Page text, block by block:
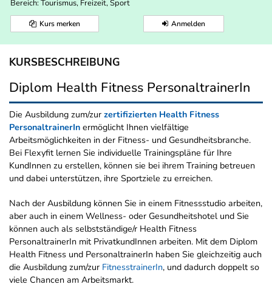
Bereich: Tourismus, Freizeit, Sport
Kurs merken Anmelden
KURSBESCHREIBUNG
Diplom Health Fitness PersonaltrainerIn
Die Ausbildung zum/zur zertifizierten Health Fitness
PersonaltrainerIn ermöglicht Ihnen vielfältige
Arbeitsmöglichkeiten in der Fitness- und Gesundheitsbranche.
Bei Flexyfit lernen Sie individuelle Trainingspläne für Ihre
KundInnen zu erstellen, können sie bei ihrem Training betreuen
und dabei unterstützen, ihre Sportziele zu erreichen.
Nach der Ausbildung können Sie in einem Fitnessstudio arbeiten,
aber auch in einem Wellness- oder Gesundheitshotel und Sie
können auch als selbstständige/r Health Fitness
PersonaltrainerIn mit PrivatkundInnen arbeiten. Mit dem Diplom
Health Fitness und PersonaltrainerIn haben Sie gleichzeitig auch
die Ausbildung zum/zur FitnesstrainerIn, und dadurch doppelt so
viele Chancen am Arbeitsmarkt.